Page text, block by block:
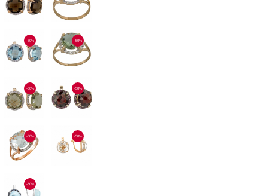
-50% -50%
-50% -50%
-50% -50%
-50%